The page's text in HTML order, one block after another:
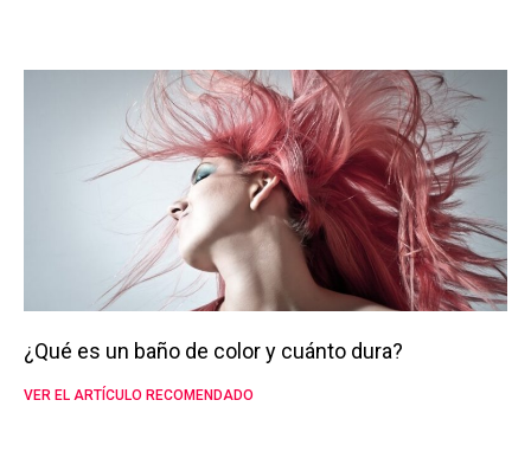
¿Qué es un baño de color y cuánto dura?
VER EL ARTÍCULO RECOMENDADO